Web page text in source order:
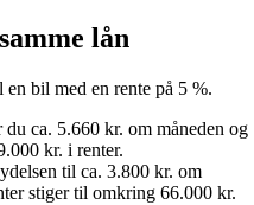
lån
bil med en rente på 5 %.
du ca. 5.660 kr. om måneden og
kr. i renter.
til ca. 3.800 kr. om
stiger til omkring 66.000 kr.